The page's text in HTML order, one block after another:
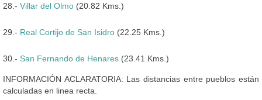
28.- Villar del Olmo (20.82 Kms.)
29.- Real Cortijo de San Isidro (22.25 Kms.)
30.- San Fernando de Henares (23.41 Kms.)
INFORMACIÓN ACLARATORIA: Las distancias entre pueblos están
calculadas en linea recta.